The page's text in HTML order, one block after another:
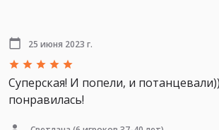
25 июня 2023 г.
Суперская! И попели, и
понравилась!